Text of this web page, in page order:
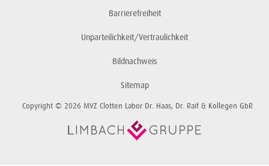
Barrierefreiheit
Unparteilichkeit/Vertraulichkeit
Bildnachweis
Sitemap
Copyright © 2026 MVZ Clotten Labor Dr. Haas, Dr. Raif & Kollegen GbR